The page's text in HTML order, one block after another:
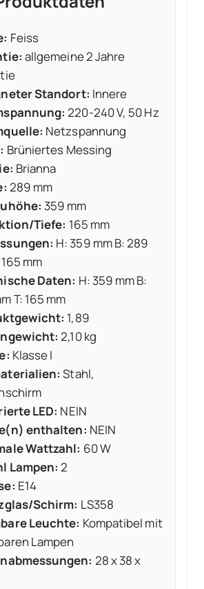
Feiss
allgemeine 2 Jahre
Standort: Innere
220-240 V, 50 Hz
Netzspannung
Brüniertes Messing
Brianna
289 mm
359 mm
Tiefe: 165 mm
H: 359 mm B: 289
mm
Daten: H: 359 mm B:
T: 165 mm
1,89
2,10 kg
Klasse I
Stahl,
LED: NEIN
enthalten: NEIN
Wattzahl: 60 W
Lampen: 2
E14
Schirm: LS358
Leuchte: Kompatibel mit
Lampen
28 x 38 x